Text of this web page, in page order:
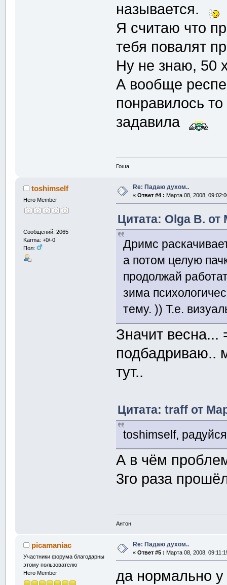
называется.
Я считаю что
тебя повалят
Ну не знаю, 50
А вообще
понравилось
задавила
Гоша
toshimself
Hero Member
Сообщений: 2065
Karma: +0/-0
Пол:
Re: Падаю духом..
« Ответ #4 : Марта 08, 2008,
Цитата: Olga B. от
Дримс
а потом целую
продолжай
зима
тему. )) Т.е.
Значит весна...
подбадриваю..
тут..
Цитата: traff от
toshimself,
А в чём
3го раза
Антон
picamaniac
Участники форума благодарны
этому пользователю
Hero Member
Re: Падаю духом..
« Ответ #5 : Марта 08, 2008,
да нормально